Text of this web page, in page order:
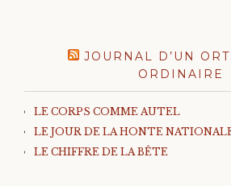
JOURNAL D’UN
ORDINAIRE
LE CORPS COMME AUTEL
LE JOUR DE LA HONTE
LE CHIFFRE DE LA BÊTE